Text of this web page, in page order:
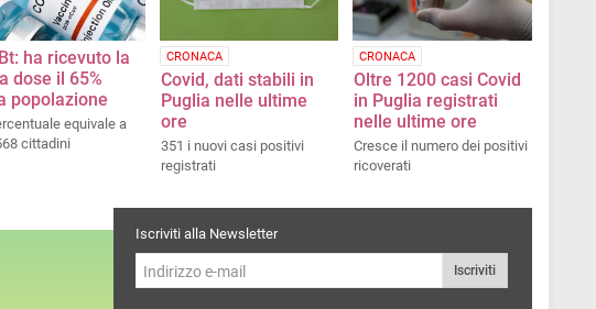
ha ricevuto la
dose il 65%
popolazione
equivale a
cittadini
CRONACA
Covid, dati stabili in
Puglia nelle ultime
ore
351 i nuovi casi positivi
registrati
CRONACA
Oltre 1200 casi Covid
in Puglia registrati
nelle ultime ore
Cresce il numero dei positivi
ricoverati
Iscriviti alla Newsletter
Iscriviti